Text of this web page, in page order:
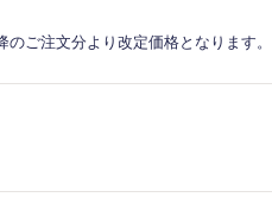
ご注文分より改定価格となります。